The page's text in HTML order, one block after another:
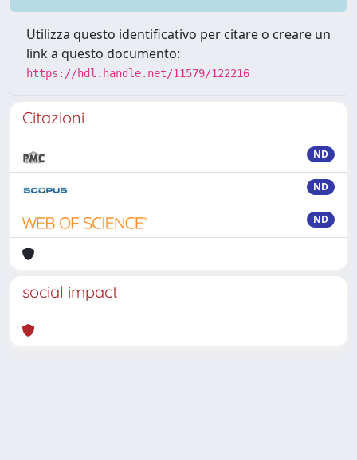
Utilizza questo identificativo per citare o creare un
link a questo documento:
https://hdl.handle.net/11579/122216
Citazioni
ND
ND
ND
social impact